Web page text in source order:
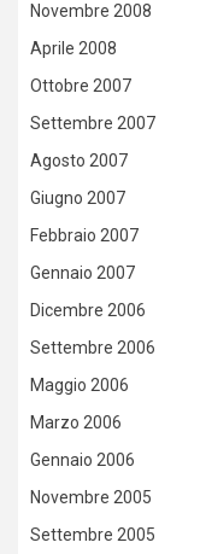
Novembre 2008
Aprile 2008
Ottobre 2007
Settembre 2007
Agosto 2007
Giugno 2007
Febbraio 2007
Gennaio 2007
Dicembre 2006
Settembre 2006
Maggio 2006
Marzo 2006
Gennaio 2006
Novembre 2005
Settembre 2005